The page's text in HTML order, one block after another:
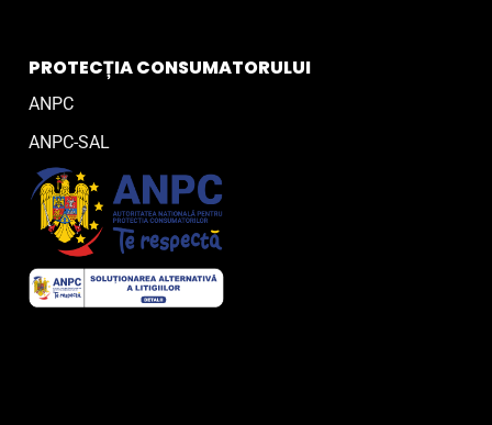
PROTECȚIA CONSUMATORULUI
ANPC
ANPC-SAL